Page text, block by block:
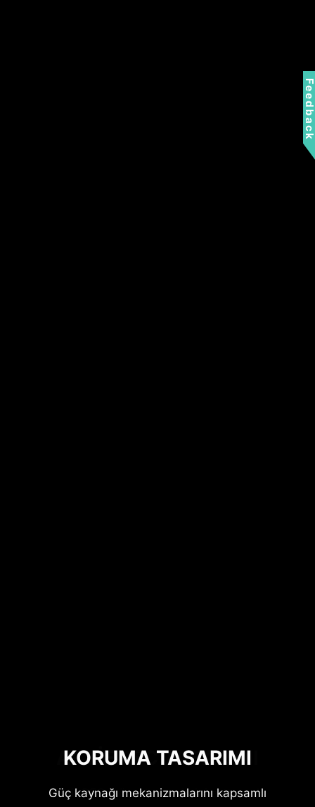
AKTİF PFC TASARIMI
Aktif PFC, güç çıkış verimini arttırarak
KORUMA TASARIMI
Güç kaynağı mekanizmalarını kapsamlı